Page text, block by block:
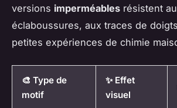
versions imperméables résistent
éclaboussures, aux traces de
petites expériences de chimie
🎨 Type de
motif
✨ Effet
visuel